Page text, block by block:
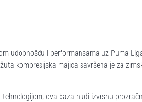
udobnošću i performansama uz Puma
kompresijska majica savršena je za
ova baza nudi izvrsnu